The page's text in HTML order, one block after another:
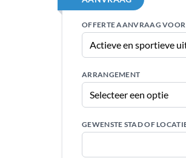
OFFERTE AANVRAAG VOOR
ARRANGEMENT
GEWENSTE STAD OF